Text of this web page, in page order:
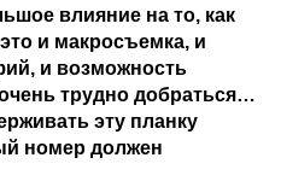
влияние на то, как
и макросъемка, и
и возможность
трудно добраться…
эту планку
номер должен